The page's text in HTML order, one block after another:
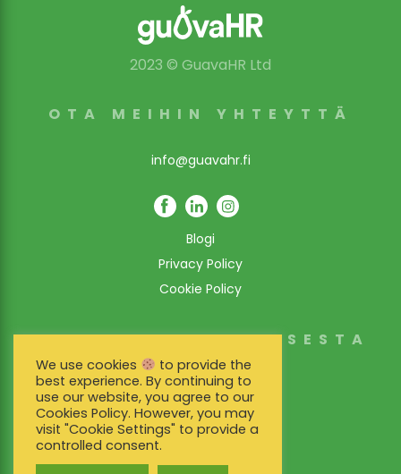
2023 © GuavaHR Ltd
TIETOJA SOVELLUKSESTA
Toiminnallisuus
Asiakastarinat
Hinnoittelu
EU Whistleblowing
OTA MEIHIN YHTEYTTÄ
info@guavahr.fi
Blogi
Privacy Policy
Cookie Policy
We use cookies
to provide the
best experience. By continuing to
use our website, you agree to our
Cookies Policy. However, you may
visit "Cookie Settings" to provide a
controlled consent.